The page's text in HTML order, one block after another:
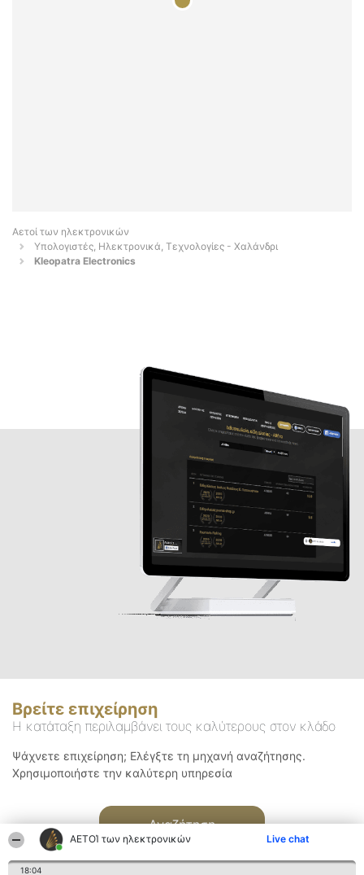
ΑΕΤΟΊ των ηλεκτρονικών Live chat
18:04
Αετοί των ηλεκτρονικών
Υπολογιστές, Ηλεκτρονικά, Τεχνολογίες - Χαλάνδρι
Kleopatra Electronics
Βρείτε επιχείρηση
Η κατάταξη περιλαμβάνει τους καλύτερους στον κλάδο
Ψάχνετε επιχείρηση; Ελέγξτε τη μηχανή αναζήτησης.
Χρησιμοποιήστε την καλύτερη υπηρεσία
Αναζήτηση